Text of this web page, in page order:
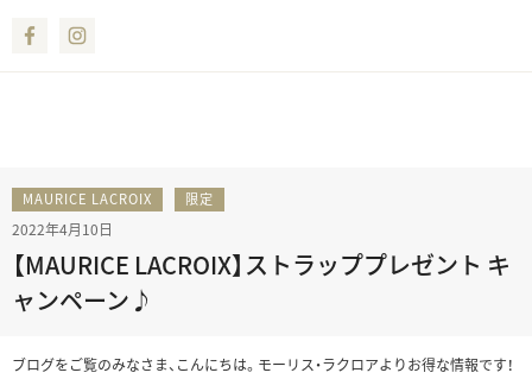
Facebook
MAURICE LACROIX 限定
2022年4月10日
【MAURICE LACROIX】ストラッププレゼント キ
ャンペーン♪
ブログをご覧のみなさま、こんにちは。モーリス・ラクロアよりお得な情報です！